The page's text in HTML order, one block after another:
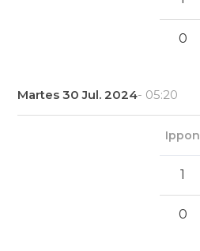
0
Martes 30 Jul. 2024- 05:20
Ippon
1
0